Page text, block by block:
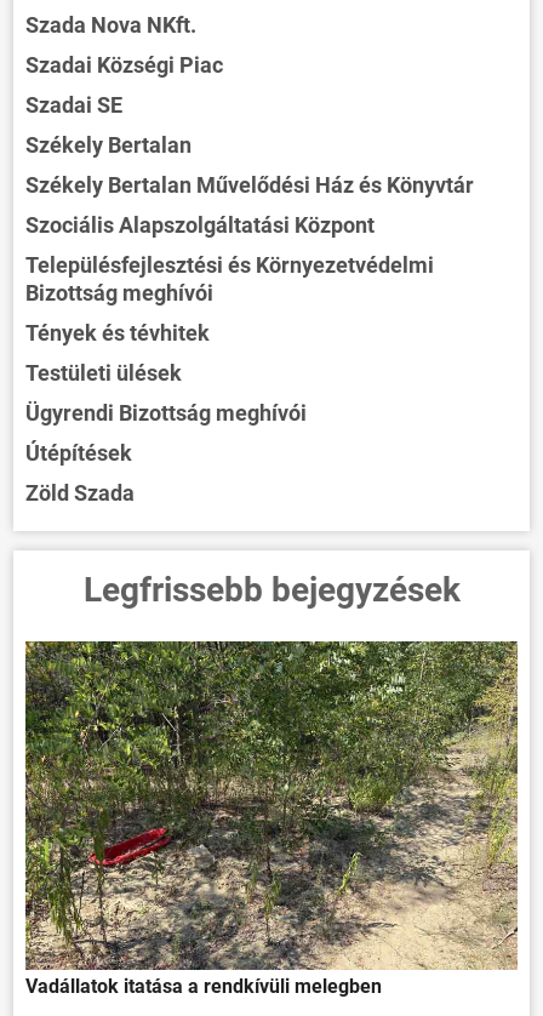
Szada Nova NKft.
Szadai Községi Piac
Szadai SE
Székely Bertalan
Székely Bertalan Művelődési Ház és Könyvtár
Szociális Alapszolgáltatási Központ
Településfejlesztési és Környezetvédelmi
Bizottság meghívói
Tények és tévhitek
Testületi ülések
Ügyrendi Bizottság meghívói
Útépítések
Zöld Szada
Legfrissebb bejegyzések
Vadállatok itatása a rendkívüli melegben